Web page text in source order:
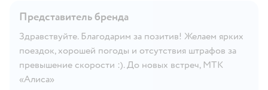
Представитель бренда
Здравствуйте. Благодарим за позитив! Желаем ярких
поездок, хорошей погоды и отсутствия штрафов за
превышение скорости :). До новых встреч, МТК
«Алиса»